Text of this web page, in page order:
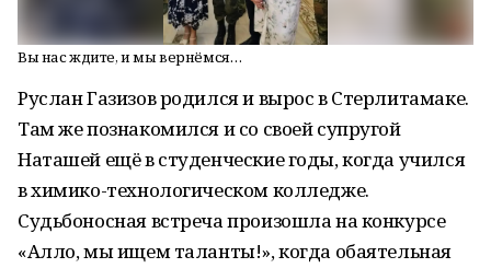
Вы нас ждите, и мы вернёмся…
Руслан Газизов родился и вырос в Стерлитамаке.
Там же познакомился и со своей супругой
Наташей ещё в студенческие годы, когда учился
в химико-технологическом колледже.
Судьбоносная встреча произошла на конкурсе
«Алло, мы ищем таланты!», когда обаятельная